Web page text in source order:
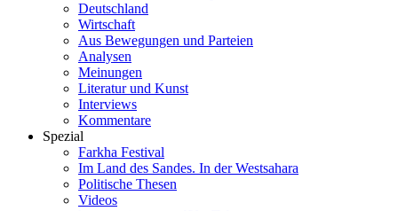
Deutschland
Wirtschaft
Aus Bewegungen und Parteien
Analysen
Meinungen
Literatur und Kunst
Interviews
Kommentare
Spezial
Farkha Festival
Im Land des Sandes. In der Westsahara
Politische Thesen
Videos